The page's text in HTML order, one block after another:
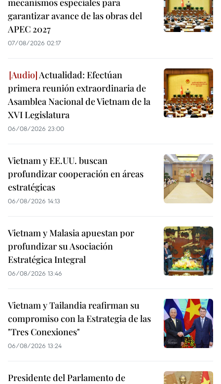
garantizar avance de las obras del
APEC 2027
07/08/2026 02:17
Actualidad: Efectúan
primera reunión extraordinaria de
Asamblea Nacional de Vietnam de la
XVI Legislatura
06/08/2026 23:00
Vietnam y EE.UU. buscan
profundizar cooperación en áreas
estratégicas
06/08/2026 14:13
Vietnam y Malasia apuestan por
profundizar su Asociación
Estratégica Integral
06/08/2026 13:46
Vietnam y Tailandia reafirman su
compromiso con la Estrategia de las
"Tres Conexiones"
06/08/2026 13:24
Presidente del Parlamento de